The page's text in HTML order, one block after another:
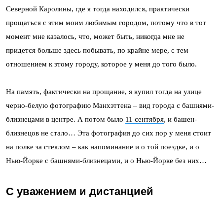
Северной Каролины, где я тогда находился, практически
прощаться с этим моим любимым городом, потому что в тот
момент мне казалось, что, может быть, никогда мне не
придется больше здесь побывать, по крайне мере, с тем
отношением к этому городу, которое у меня до того было.
На память, фактически на прощание, я купил тогда на улице
черно-белую фотографию Манхэттена – вид города с башнями-
близнецами в центре. А потом было 11 сентября, и башен-
близнецов не стало… Эта фотография до сих пор у меня стоит
на полке за стеклом – как напоминание и о той поездке, и о
Нью-Йорке с башнями-близнецами, и о Нью-Йорке без них…
С уважением и дистанцией